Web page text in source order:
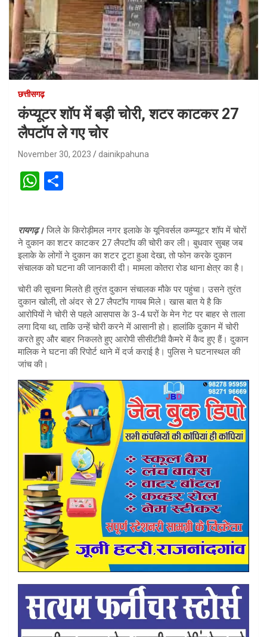
छत्तीसगढ़
कंप्यूटर शॉप में बड़ी चोरी, शटर काटकर 27
लैपटॉप ले गए चोर
November 30, 2023 dainikpahuna
W
s
A
p
p
ar
e
रायगढ़। जिले के किरोड़ीमल नगर इलाके के यूनिवर्सल कम्प्यूटर शॉप में चोरों
ने दुकान का शटर काटकर 27 लैपटॉप की चोरी कर ली। बुधवार सुबह जब
इलाके के लोगों ने दुकान का शटर टूटा हुआ देखा, तो फोन करके दुकान
संचालक को घटना की जानकारी दी। मामला कोतरा रोड थाना क्षेत्र का है।
चोरी की सूचना मिलते ही तुरंत दुकान संचालक मौके पर पहुंचा। उसने तुरंत
दुकान खोली, तो अंदर से 27 लैपटॉप गायब मिले। खास बात ये है कि
आरोपियों ने चोरी से पहले आसपास के 3-4 घरों के मेन गेट पर बाहर से ताला
लगा दिया था, ताकि उन्हें चोरी करने में आसानी हो। हालांकि दुकान में चोरी
करते हुए और बाहर निकलते हुए आरोपी सीसीटीवी कैमरे में कैद हुए हैं। दुकान
मालिक ने घटना की रिपोर्ट थाने में दर्ज कराई है। पुलिस ने घटनास्थल की
जांच की।